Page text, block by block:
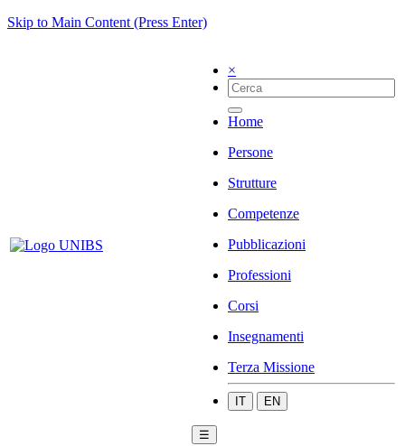
Skip to Main Content (Press Enter)
×
Home
Persone
Strutture
Competenze
Pubblicazioni
Professioni
Corsi
Insegnamenti
Terza Missione
IT EN
☰